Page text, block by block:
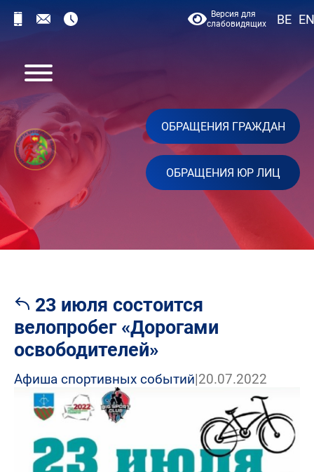
Версия для
слабовидящих
BE EN
ОБРАЩЕНИЯ ГРАЖДАН
ОБРАЩЕНИЯ ЮР ЛИЦ
23 июля состоится
велопробег «Дорогами
освободителей»
Афиша спортивных событий|20.07.2022